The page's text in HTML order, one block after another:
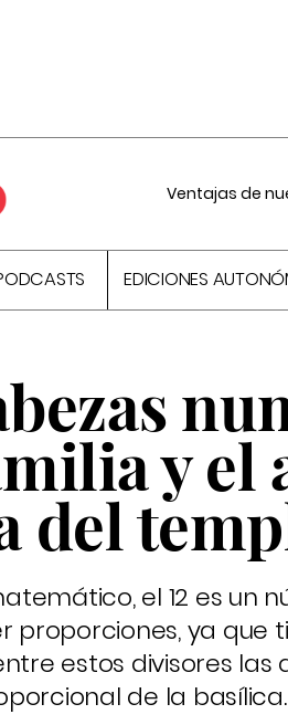
Ventajas de
EDICIONES
y el
del
el 12 es un
ya que
estos divisores las
de la basílica.